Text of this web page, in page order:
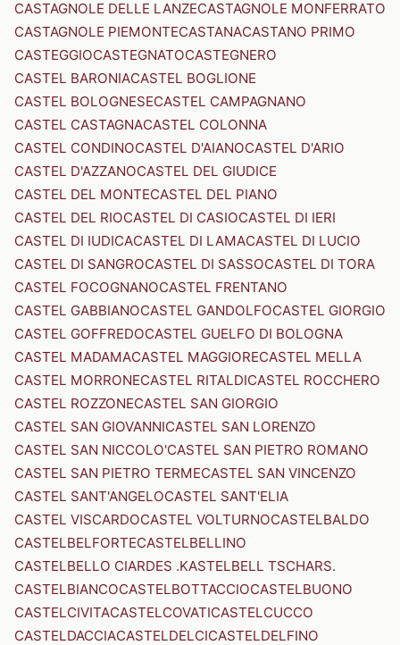
CASTAGNOLE DELLE LANZECASTAGNOLE MONFERRATO
CASTAGNOLE PIEMONTECASTANACASTANO PRIMO
CASTEGGIOCASTEGNATOCASTEGNERO
CASTEL BARONIACASTEL BOGLIONE
CASTEL BOLOGNESECASTEL CAMPAGNANO
CASTEL CASTAGNACASTEL COLONNA
CASTEL CONDINOCASTEL D'AIANOCASTEL D'ARIO
CASTEL D'AZZANOCASTEL DEL GIUDICE
CASTEL DEL MONTECASTEL DEL PIANO
CASTEL DEL RIOCASTEL DI CASIOCASTEL DI IERI
CASTEL DI IUDICACASTEL DI LAMACASTEL DI LUCIO
CASTEL DI SANGROCASTEL DI SASSOCASTEL DI TORA
CASTEL FOCOGNANOCASTEL FRENTANO
CASTEL GABBIANOCASTEL GANDOLFOCASTEL GIORGIO
CASTEL GOFFREDOCASTEL GUELFO DI BOLOGNA
CASTEL MADAMACASTEL MAGGIORECASTEL MELLA
CASTEL MORRONECASTEL RITALDICASTEL ROCCHERO
CASTEL ROZZONECASTEL SAN GIORGIO
CASTEL SAN GIOVANNICASTEL SAN LORENZO
CASTEL SAN NICCOLO'CASTEL SAN PIETRO ROMANO
CASTEL SAN PIETRO TERMECASTEL SAN VINCENZO
CASTEL SANT'ANGELOCASTEL SANT'ELIA
CASTEL VISCARDOCASTEL VOLTURNOCASTELBALDO
CASTELBELFORTECASTELBELLINO
CASTELBELLO CIARDES .KASTELBELL TSCHARS.
CASTELBIANCOCASTELBOTTACCIOCASTELBUONO
CASTELCIVITACASTELCOVATICASTELCUCCO
CASTELDACCIACASTELDELCICASTELDELFINO